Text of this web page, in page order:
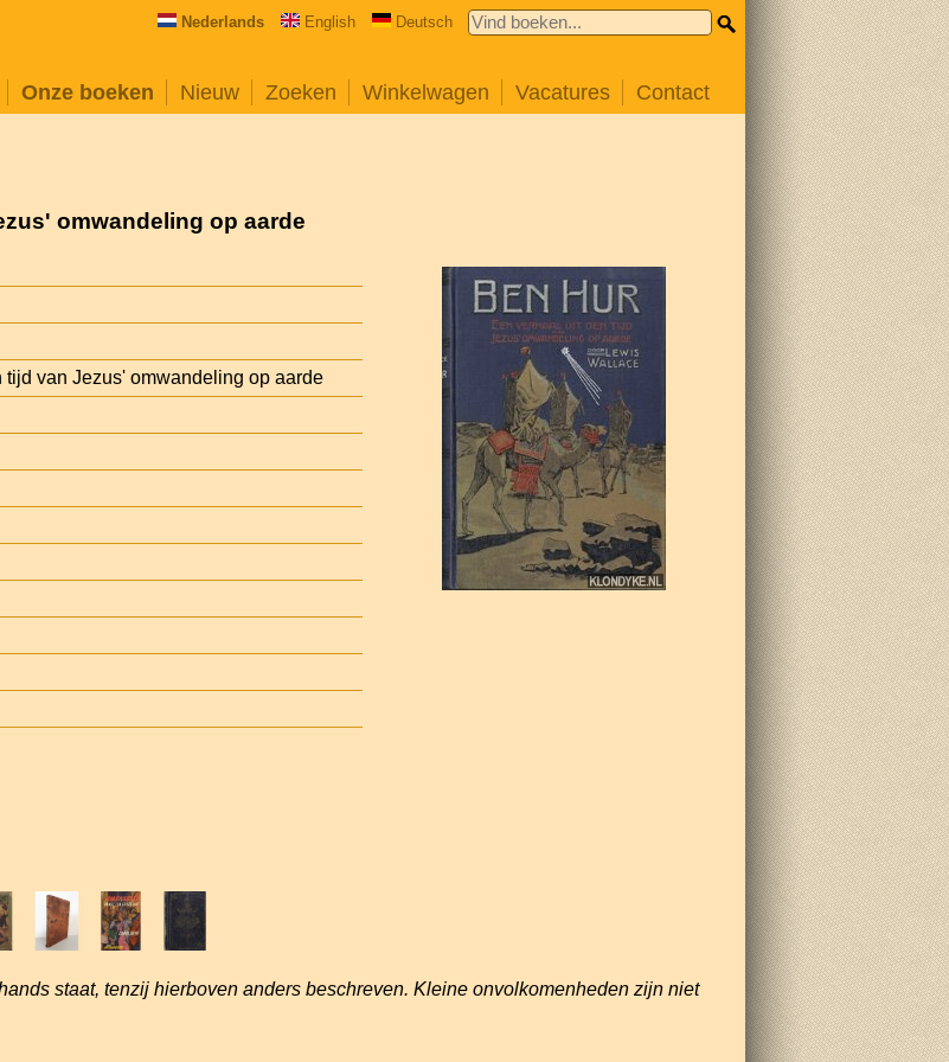
Nederlands English Deutsch
Onze boeken Nieuw Zoeken Winkelwagen Vacatures Contact
omwandeling op aarde
tijd van Jezus' omwandeling op aarde
staat, tenzij hierboven anders beschreven. Kleine onvolkomenheden zijn niet